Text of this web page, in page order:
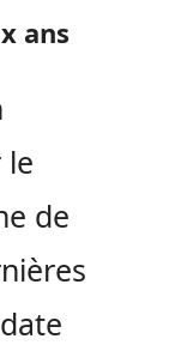
ans
le
de